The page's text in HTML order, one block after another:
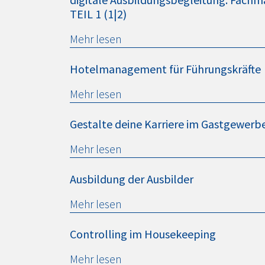
TEIL 1 (1|2)
Mehr lesen
Hotelmanagement für Führungskräfte
Mehr lesen
Gestalte deine Karriere im
Mehr lesen
Ausbildung der Ausbilder
Mehr lesen
Controlling im Housekeeping
Mehr lesen